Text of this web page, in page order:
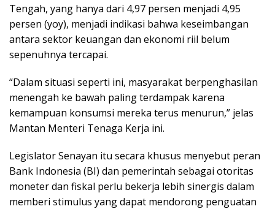
Tengah, yang hanya dari 4,97 persen menjadi 4,95
persen (yoy), menjadi indikasi bahwa keseimbangan
antara sektor keuangan dan ekonomi riil belum
sepenuhnya tercapai.
“Dalam situasi seperti ini, masyarakat berpenghasilan
menengah ke bawah paling terdampak karena
kemampuan konsumsi mereka terus menurun,” jelas
Mantan Menteri Tenaga Kerja ini.
Legislator Senayan itu secara khusus menyebut peran
Bank Indonesia (BI) dan pemerintah sebagai otoritas
moneter dan fiskal perlu bekerja lebih sinergis dalam
memberi stimulus yang dapat mendorong penguatan